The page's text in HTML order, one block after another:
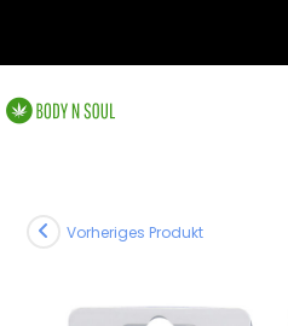
Vorheriges Produkt